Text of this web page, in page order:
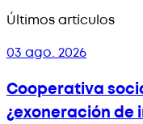
Últimos artículos
03 ago. 2026
Cooperativa
¿exoneración de